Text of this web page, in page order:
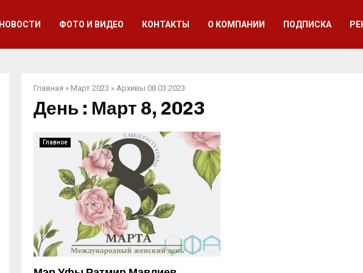
НОВОСТИ ФОТО И ВИДЕО КОНТАКТЫ О КОМПАНИИ ПОДПИСКА
Главная » Март 2023 » Архивы 08.03.2023
День : Март 8, 2023
Главное